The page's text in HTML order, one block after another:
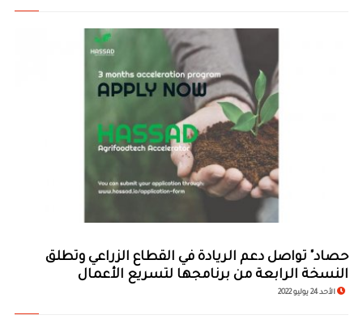
حصاد" تواصل دعم الريادة في القطاع الزراعي وتطلق
النسخة الرابعة من برنامجها لتسريع الأعمال
الأحد 24 يوليو 2022